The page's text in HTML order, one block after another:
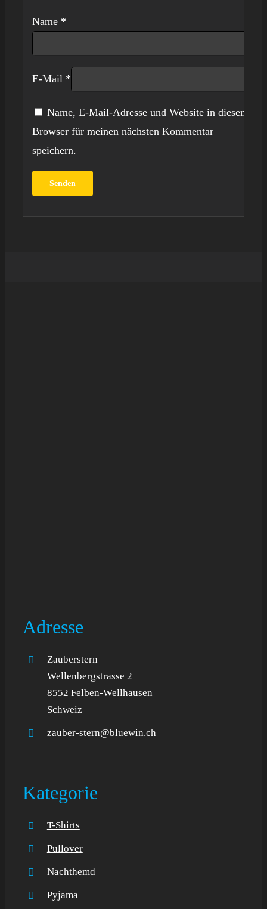
Name *
E-Mail *
Name, E-Mail-Adresse und Website in diesem
Browser für meinen nächsten Kommentar
speichern.
Adresse
Zauberstern
Wellenbergstrasse 2
8552 Felben-Wellhausen
Schweiz
zauber-stern@bluewin.ch
Kategorie
T-Shirts
Pullover
Nachthemd
Pyjama